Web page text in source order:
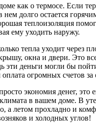
как о термосе. Если
нем долго остается
теплоизоляция
ему уходить наружу.
тепла уходит через
окна и двери. Это
эти деньги могли бы
огромных счетов за
экономия денег, это
в вашем доме. В
а летом прохладно и
и холодных углов!